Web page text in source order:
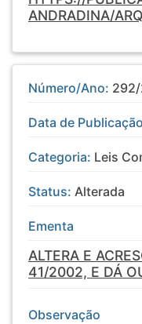
ANDRADINA/
Número/Ano:
Data de
Categoria: Leis
Status: Alterada
Ementa
ALTERA E
41/2002, E DÁ
Observação